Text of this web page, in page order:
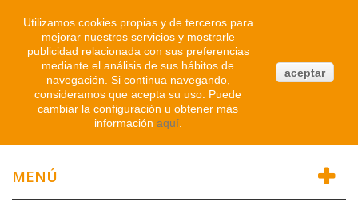
Atendemos WhatsApp
91 214 1542
MENÚ
Utilizamos cookies propias y de terceros para
mejorar nuestros servicios y mostrarle
publicidad relacionada con sus preferencias
mediante el análisis de sus hábitos de
navegación. Si continua navegando,
consideramos que acepta su uso. Puede
cambiar la configuración u obtener más
información aquí.
aceptar